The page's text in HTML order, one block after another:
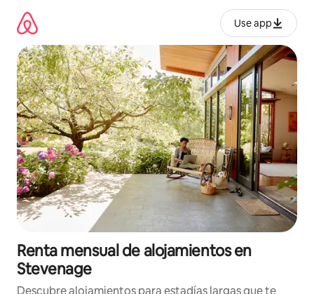
contenido
Use app
Renta mensual de alojamientos en
Stevenage
Descubre alojamientos para estadías largas que te